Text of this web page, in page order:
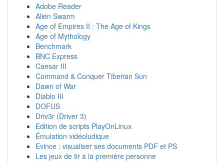
Adobe Reader
Alien Swarm
Age of Empires II : The Age of Kings
Age of Mythology
Benchmark
BNC Express
Caesar III
Command & Conquer Tiberian Sun
Dawn of War
Diablo III
DOFUS
Driv3r (Driver 3)
Edition de scripts PlayOnLinux
Émulation vidéoludique
Evince : visualiser ses documents PDF et PS
Les jeux de tir à la première personne